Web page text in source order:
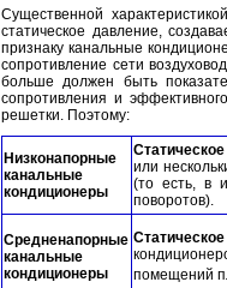
Существенной
статическое давление,
признаку канальные
сопротивление сети
больше должен быть
сопротивления и
решетки. Поэтому:
Низконапорные
канальные
кондиционеры
или
(то есть, в
поворотов).
Средненапорные
канальные
кондиционеры
помещений